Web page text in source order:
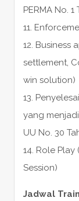
PERMA No.
11.
12. Business
settlement,
win solution)
13.
yang
UU No. 30
14. Role
Session)
Jadwal